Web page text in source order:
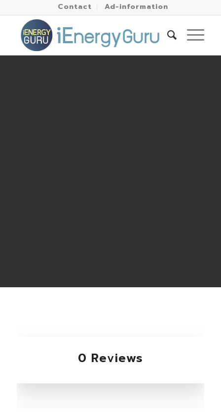
Contact Ad-information
0 Reviews